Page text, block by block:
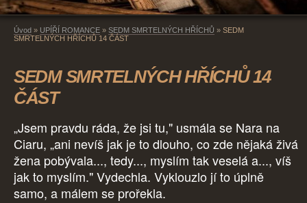
Úvod » UPÍŘÍ ROMANCE » SEDM SMRTELNÝCH HŘÍCHŮ » SEDM
SMRTELNÝCH HŘÍCHŮ 14 ČÁST
SEDM SMRTELNÝCH HŘÍCHŮ 14
ČÁST
„Jsem pravdu ráda, že jsi tu," usmála se Nara na
Ciaru, „ani nevíš jak je to dlouho, co zde nějaká živá
žena pobývala..., tedy..., myslím tak veselá a..., víš
jak to myslím." Vydechla. Vyklouzlo jí to úplně
samo, a málem se prořekla.